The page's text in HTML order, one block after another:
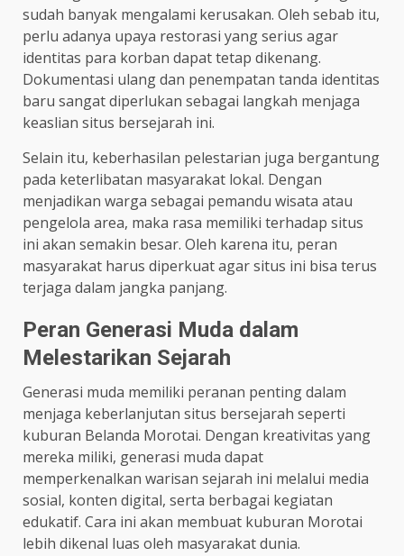
sudah banyak mengalami kerusakan. Oleh sebab itu,
perlu adanya upaya restorasi yang serius agar
identitas para korban dapat tetap dikenang.
Dokumentasi ulang dan penempatan tanda identitas
baru sangat diperlukan sebagai langkah menjaga
keaslian situs bersejarah ini.
Selain itu, keberhasilan pelestarian juga bergantung
pada keterlibatan masyarakat lokal. Dengan
menjadikan warga sebagai pemandu wisata atau
pengelola area, maka rasa memiliki terhadap situs
ini akan semakin besar. Oleh karena itu, peran
masyarakat harus diperkuat agar situs ini bisa terus
terjaga dalam jangka panjang.
Peran Generasi Muda dalam
Melestarikan Sejarah
Generasi muda memiliki peranan penting dalam
menjaga keberlanjutan situs bersejarah seperti
kuburan Belanda Morotai. Dengan kreativitas yang
mereka miliki, generasi muda dapat
memperkenalkan warisan sejarah ini melalui media
sosial, konten digital, serta berbagai kegiatan
edukatif. Cara ini akan membuat kuburan Morotai
lebih dikenal luas oleh masyarakat dunia.